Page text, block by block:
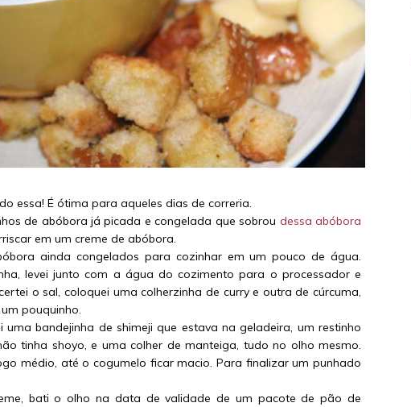
essa! É ótima para aqueles dias de correria.
de abóbora já picada e congelada que sobrou dessa abóbora
em um creme de abóbora.
ainda congelados para cozinhar em um pouco de água.
levei junto com a água do cozimento para o processador e
o sal, coloquei uma colherzinha de curry e outra de cúrcuma,
pouquinho.
bandejinha de shimeji que estava na geladeira, um restinho
tinha shoyo, e uma colher de manteiga, tudo no olho mesmo.
médio, até o cogumelo ficar macio. Para finalizar um punhado
bati o olho na data de validade de um pacote de pão de